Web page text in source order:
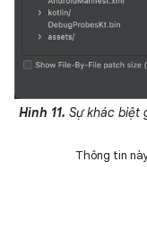
Hình 11. Sự khác biệt
Thông tin